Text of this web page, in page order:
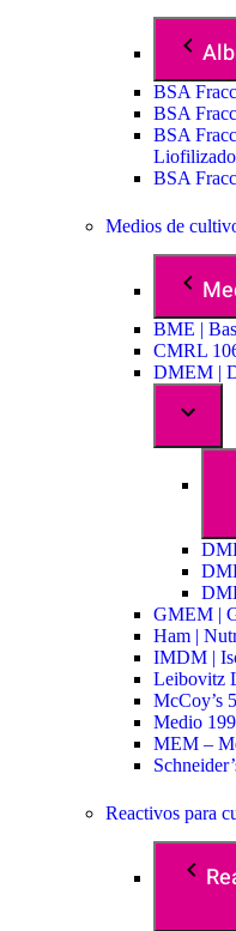
BSA
BSA
BSA
Liofilizado
BSA
Medios de
BME |
CMRL
DMEM |
GMEM |
Ham |
IMDM |
Leibovitz
McCoy’s
Medio 199
MEM –
Reactivos para